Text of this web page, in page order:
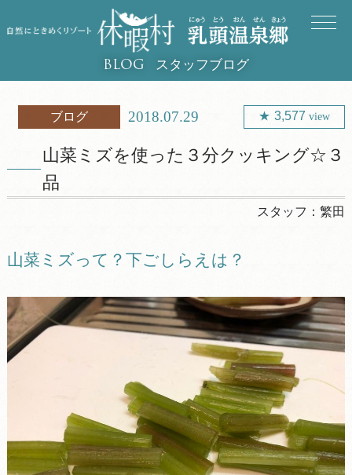
BLOG スタッフブログ
ブログ 2018.07.29 3,577view
山菜ミズを使った３分クッキング☆３
品
スタッフ：繁田
山菜ミズって？下ごしらえは？